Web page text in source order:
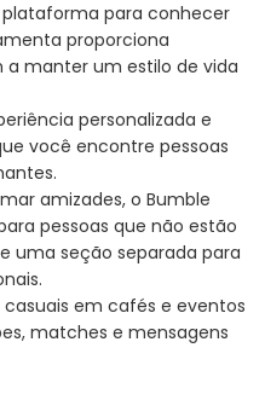
para conhecer
proporciona
manter um estilo de vida
personalizada e
você encontre pessoas
amizades, o Bumble
pessoas que não estão
uma seção separada para
em cafés e eventos
matches e mensagens